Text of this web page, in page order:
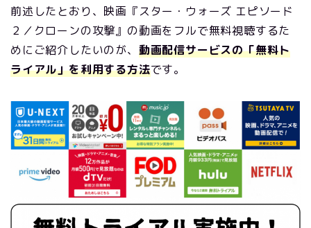
前述したとおり、映画『スター・ウォーズ エピソード
２／クローンの攻撃』の動画をフルで無料視聴するた
めにご紹介したいのが、 動画配信サービスの「無料ト
ライアル」を利用する方法です。